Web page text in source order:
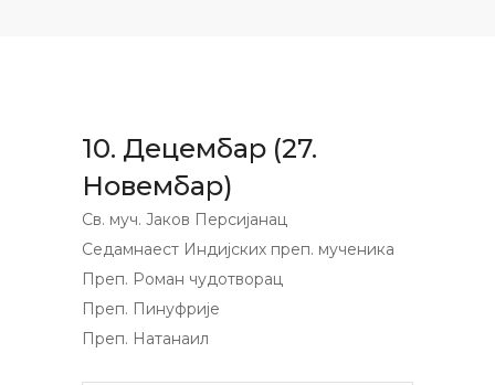
10. Децембар (27.
Новембар)
Св. муч. Јаков Персијанац
Седамнаест Индијских преп. мученика
Преп. Роман чудотворац
Преп. Пинуфрије
Преп. Натанаил